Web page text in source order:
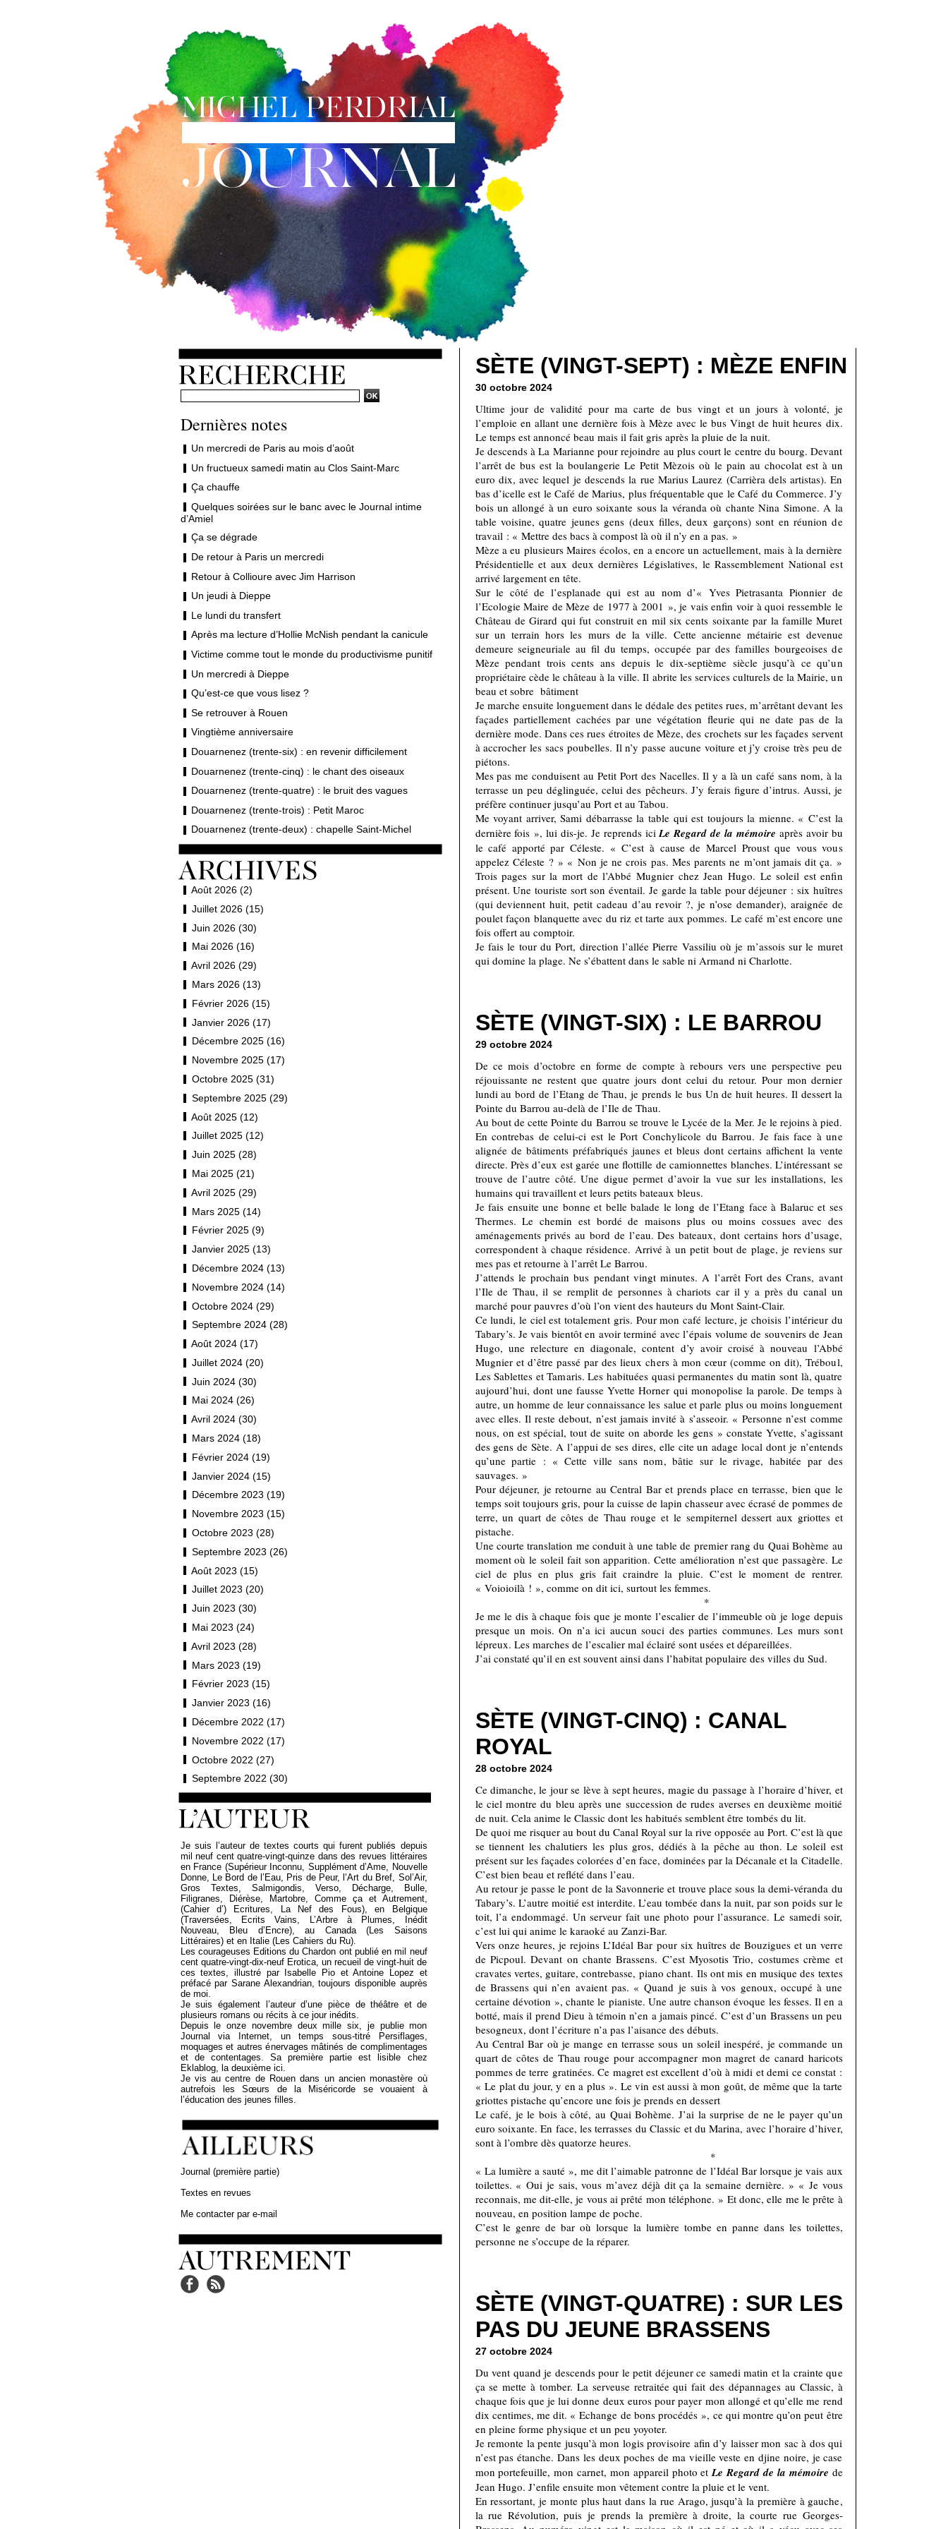
Dernières notes
Un mercredi de Paris au mois d’août
Un fructueux samedi matin au Clos Saint-Marc
Ça chauffe
Quelques soirées sur le banc avec le Journal intime
d’Amiel
Ça se dégrade
De retour à Paris un mercredi
Retour à Collioure avec Jim Harrison
Un jeudi à Dieppe
Le lundi du transfert
Après ma lecture d’Hollie McNish pendant la canicule
Victime comme tout le monde du productivisme punitif
Un mercredi à Dieppe
Qu’est-ce que vous lisez ?
Se retrouver à Rouen
Vingtième anniversaire
Douarnenez (trente-six) : en revenir difficilement
Douarnenez (trente-cinq) : le chant des oiseaux
Douarnenez (trente-quatre) : le bruit des vagues
Douarnenez (trente-trois) : Petit Maroc
Douarnenez (trente-deux) : chapelle Saint-Michel
Août 2026 (2)
Juillet 2026 (15)
Juin 2026 (30)
Mai 2026 (16)
Avril 2026 (29)
Mars 2026 (13)
Février 2026 (15)
Janvier 2026 (17)
Décembre 2025 (16)
Novembre 2025 (17)
Octobre 2025 (31)
Septembre 2025 (29)
Août 2025 (12)
Juillet 2025 (12)
Juin 2025 (28)
Mai 2025 (21)
Avril 2025 (29)
Mars 2025 (14)
Février 2025 (9)
Janvier 2025 (13)
Décembre 2024 (13)
Novembre 2024 (14)
Octobre 2024 (29)
Septembre 2024 (28)
Août 2024 (17)
Juillet 2024 (20)
Juin 2024 (30)
Mai 2024 (26)
Avril 2024 (30)
Mars 2024 (18)
Février 2024 (19)
Janvier 2024 (15)
Décembre 2023 (19)
Novembre 2023 (15)
Octobre 2023 (28)
Septembre 2023 (26)
Août 2023 (15)
Juillet 2023 (20)
Juin 2023 (30)
Mai 2023 (24)
Avril 2023 (28)
Mars 2023 (19)
Février 2023 (15)
Janvier 2023 (16)
Décembre 2022 (17)
Novembre 2022 (17)
Octobre 2022 (27)
Septembre 2022 (30)
Je suis l’auteur de textes courts qui furent publiés depuis
mil neuf cent quatre-vingt-quinze dans des revues littéraires
en France (Supérieur Inconnu, Supplément d’Ame, Nouvelle
Donne, Le Bord de l’Eau, Pris de Peur, l’Art du Bref, Sol’Air,
Gros Textes, Salmigondis, Verso, Décharge, Bulle,
Filigranes, Diérèse, Martobre, Comme ça et Autrement,
(Cahier d’) Ecritures, La Nef des Fous), en Belgique
(Traversées, Ecrits Vains, L’Arbre à Plumes, Inédit
Nouveau, Bleu d’Encre), au Canada (Les Saisons
Littéraires) et en Italie (Les Cahiers du Ru).
Les courageuses Editions du Chardon ont publié en mil neuf
cent quatre-vingt-dix-neuf Erotica, un recueil de vingt-huit de
ces textes, illustré par Isabelle Pio et Antoine Lopez et
préfacé par Sarane Alexandrian, toujours disponible auprès
de moi.
Je suis également l’auteur d’une pièce de théâtre et de
plusieurs romans ou récits à ce jour inédits.
Depuis le onze novembre deux mille six, je publie mon
Journal via Internet, un temps sous-titré Persiflages,
moquages et autres énervages mâtinés de complimentages
et de contentages. Sa première partie est lisible chez
Eklablog, la deuxième ici.
Je vis au centre de Rouen dans un ancien monastère où
autrefois les Sœurs de la Miséricorde se vouaient à
l’éducation des jeunes filles.
Journal (première partie)
Textes en revues
Me contacter par e-mail
SÈTE (VINGT-SEPT) : MÈZE ENFIN
30 octobre 2024
Ultime jour de validité pour ma carte de bus vingt et un jours à volonté, je
l’emploie en allant une dernière fois à Mèze avec le bus Vingt de huit heures dix.
Le temps est annoncé beau mais il fait gris après la pluie de la nuit.
Je descends à La Marianne pour rejoindre au plus court le centre du bourg. Devant
l’arrêt de bus est la boulangerie Le Petit Mèzois où le pain au chocolat est à un
euro dix, avec lequel je descends la rue Marius Laurez (Carrièra dels artistas). En
bas d’icelle est le Café de Marius, plus fréquentable que le Café du Commerce. J’y
bois un allongé à un euro soixante sous la véranda où chante Nina Simone. A la
table voisine, quatre jeunes gens (deux filles, deux garçons) sont en réunion de
travail : « Mettre des bacs à compost là où il n’y en a pas. »
Mèze a eu plusieurs Maires écolos, en a encore un actuellement, mais à la dernière
Présidentielle et aux deux dernières Législatives, le Rassemblement National est
arrivé largement en tête.
Sur le côté de l’esplanade qui est au nom d’« Yves Pietrasanta Pionnier de
l’Ecologie Maire de Mèze de 1977 à 2001 », je vais enfin voir à quoi ressemble le
Château de Girard qui fut construit en mil six cents soixante par la famille Muret
sur un terrain hors les murs de la ville. Cette ancienne métairie est devenue
demeure seigneuriale au fil du temps, occupée par des familles bourgeoises de
Mèze pendant trois cents ans depuis le dix-septième siècle jusqu’à ce qu’un
propriétaire cède le château à la ville. Il abrite les services culturels de la Mairie, un
beau et sobre bâtiment
Je marche ensuite longuement dans le dédale des petites rues, m’arrêtant devant les
façades partiellement cachées par une végétation fleurie qui ne date pas de la
dernière mode. Dans ces rues étroites de Mèze, des crochets sur les façades servent
à accrocher les sacs poubelles. Il n’y passe aucune voiture et j’y croise très peu de
piétons.
Mes pas me conduisent au Petit Port des Nacelles. Il y a là un café sans nom, à la
terrasse un peu déglinguée, celui des pêcheurs. J’y ferais figure d’intrus. Aussi, je
préfère continuer jusqu’au Port et au Tabou.
Me voyant arriver, Sami débarrasse la table qui est toujours la mienne. « C’est la
dernière fois », lui dis-je. Je reprends iciLe Regard de la mémoire après avoir bu
le café apporté par Céleste. « C’est à cause de Marcel Proust que vous vous
appelez Céleste ? » « Non je ne crois pas. Mes parents ne m’ont jamais dit ça. »
Trois pages sur la mort de l’Abbé Mugnier chez Jean Hugo. Le soleil est enfin
présent. Une touriste sort son éventail. Je garde la table pour déjeuner : six huîtres
(qui deviennent huit, petit cadeau d’au revoir ?, je n’ose demander), araignée de
poulet façon blanquette avec du riz et tarte aux pommes. Le café m’est encore une
fois offert au comptoir.
Je fais le tour du Port, direction l’allée Pierre Vassiliu où je m’assois sur le muret
qui domine la plage. Ne s’ébattent dans le sable ni Armand ni Charlotte.
SÈTE (VINGT-SIX) : LE BARROU
29 octobre 2024
De ce mois d’octobre en forme de compte à rebours vers une perspective peu
réjouissante ne restent que quatre jours dont celui du retour. Pour mon dernier
lundi au bord de l’Etang de Thau, je prends le bus Un de huit heures. Il dessert la
Pointe du Barrou au-delà de l’Ile de Thau.
Au bout de cette Pointe du Barrou se trouve le Lycée de la Mer. Je le rejoins à pied.
En contrebas de celui-ci est le Port Conchylicole du Barrou. Je fais face à une
alignée de bâtiments préfabriqués jaunes et bleus dont certains affichent la vente
directe. Près d’eux est garée une flottille de camionnettes blanches. L’intéressant se
trouve de l’autre côté. Une digue permet d’avoir la vue sur les installations, les
humains qui travaillent et leurs petits bateaux bleus.
Je fais ensuite une bonne et belle balade le long de l’Etang face à Balaruc et ses
Thermes. Le chemin est bordé de maisons plus ou moins cossues avec des
aménagements privés au bord de l’eau. Des bateaux, dont certains hors d’usage,
correspondent à chaque résidence. Arrivé à un petit bout de plage, je reviens sur
mes pas et retourne à l’arrêt Le Barrou.
J’attends le prochain bus pendant vingt minutes. A l’arrêt Fort des Crans, avant
l’Ile de Thau, il se remplit de personnes à chariots car il y a près du canal un
marché pour pauvres d’où l’on vient des hauteurs du Mont Saint-Clair.
Ce lundi, le ciel est totalement gris. Pour mon café lecture, je choisis l’intérieur du
Tabary’s. Je vais bientôt en avoir terminé avec l’épais volume de souvenirs de Jean
Hugo, une relecture en diagonale, content d’y avoir croisé à nouveau l’Abbé
Mugnier et d’être passé par des lieux chers à mon cœur (comme on dit), Tréboul,
Les Sablettes et Tamaris. Les habituées quasi permanentes du matin sont là, quatre
aujourd’hui, dont une fausse Yvette Horner qui monopolise la parole. De temps à
autre, un homme de leur connaissance les salue et parle plus ou moins longuement
avec elles. Il reste debout, n’est jamais invité à s’asseoir. « Personne n’est comme
nous, on est spécial, tout de suite on aborde les gens » constate Yvette, s’agissant
des gens de Sète. A l’appui de ses dires, elle cite un adage local dont je n’entends
qu’une partie : « Cette ville sans nom, bâtie sur le rivage, habitée par des
sauvages. »
Pour déjeuner, je retourne au Central Bar et prends place en terrasse, bien que le
temps soit toujours gris, pour la cuisse de lapin chasseur avec écrasé de pommes de
terre, un quart de côtes de Thau rouge et le sempiternel dessert aux griottes et
pistache.
Une courte translation me conduit à une table de premier rang du Quai Bohème au
moment où le soleil fait son apparition. Cette amélioration n’est que passagère. Le
ciel de plus en plus gris fait craindre la pluie. C’est le moment de rentrer.
« Voioioilà ! », comme on dit ici, surtout les femmes.
*
Je me le dis à chaque fois que je monte l’escalier de l’immeuble où je loge depuis
presque un mois. On n’a ici aucun souci des parties communes. Les murs sont
lépreux. Les marches de l’escalier mal éclairé sont usées et dépareillées.
J’ai constaté qu’il en est souvent ainsi dans l’habitat populaire des villes du Sud.
SÈTE (VINGT-CINQ) : CANAL
ROYAL
28 octobre 2024
Ce dimanche, le jour se lève à sept heures, magie du passage à l’horaire d’hiver, et
le ciel montre du bleu après une succession de rudes averses en deuxième moitié
de nuit. Cela anime le Classic dont les habitués semblent être tombés du lit.
De quoi me risquer au bout du Canal Royal sur la rive opposée au Port. C’est là que
se tiennent les chalutiers les plus gros, dédiés à la pêche au thon. Le soleil est
présent sur les façades colorées d’en face, dominées par la Décanale et la Citadelle.
C’est bien beau et reflété dans l’eau.
Au retour je passe le pont de la Savonnerie et trouve place sous la demi-véranda du
Tabary’s. L’autre moitié est interdite. L’eau tombée dans la nuit, par son poids sur le
toit, l’a endommagé. Un serveur fait une photo pour l’assurance. Le samedi soir,
c’est lui qui anime le karaoké au Zanzi-Bar.
Vers onze heures, je rejoins L’Idéal Bar pour six huîtres de Bouzigues et un verre
de Picpoul. Devant on chante Brassens. C’est Myosotis Trio, costumes crème et
cravates vertes, guitare, contrebasse, piano chant. Ils ont mis en musique des textes
de Brassens qui n’en avaient pas. « Quand je suis à vos genoux, occupé à une
certaine dévotion », chante le pianiste. Une autre chanson évoque les fesses. Il en a
botté, mais il prend Dieu à témoin n’en a jamais pincé. C’est d’un Brassens un peu
besogneux, dont l’écriture n’a pas l’aisance des débuts.
Au Central Bar où je mange en terrasse sous un soleil inespéré, je commande un
quart de côtes de Thau rouge pour accompagner mon magret de canard haricots
pommes de terre gratinées. Ce magret est excellent d’où à midi et demi ce constat :
« Le plat du jour, y en a plus ». Le vin est aussi à mon goût, de même que la tarte
griottes pistache qu’encore une fois je prends en dessert
Le café, je le bois à côté, au Quai Bohème. J’ai la surprise de ne le payer qu’un
euro soixante. En face, les terrasses du Classic et du Marina, avec l’horaire d’hiver,
sont à l’ombre dès quatorze heures.
*
« La lumière a sauté », me dit l’aimable patronne de l’Idéal Bar lorsque je vais aux
toilettes. « Oui je sais, vous m’avez déjà dit ça la semaine dernière. » « Je vous
reconnais, me dit-elle, je vous ai prêté mon téléphone. » Et donc, elle me le prête à
nouveau, en position lampe de poche.
C’est le genre de bar où lorsque la lumière tombe en panne dans les toilettes,
personne ne s’occupe de la réparer.
SÈTE (VINGT-QUATRE) : SUR LES
PAS DU JEUNE BRASSENS
27 octobre 2024
Du vent quand je descends pour le petit déjeuner ce samedi matin et la crainte que
ça se mette à tomber. La serveuse retraitée qui fait des dépannages au Classic, à
chaque fois que je lui donne deux euros pour payer mon allongé et qu’elle me rend
dix centimes, me dit. « Echange de bons procédés », ce qui montre qu’on peut être
en pleine forme physique et un peu yoyoter.
Je remonte la pente jusqu’à mon logis provisoire afin d’y laisser mon sac à dos qui
n’est pas étanche. Dans les deux poches de ma vieille veste en djine noire, je case
mon portefeuille, mon carnet, mon appareil photo etLe Regard de la mémoire de
Jean Hugo. J’enfile ensuite mon vêtement contre la pluie et le vent.
En ressortant, je monte plus haut dans la rue Arago, jusqu’à la première à gauche,
la rue Révolution, puis je prends la première à droite, la courte rue Georges-